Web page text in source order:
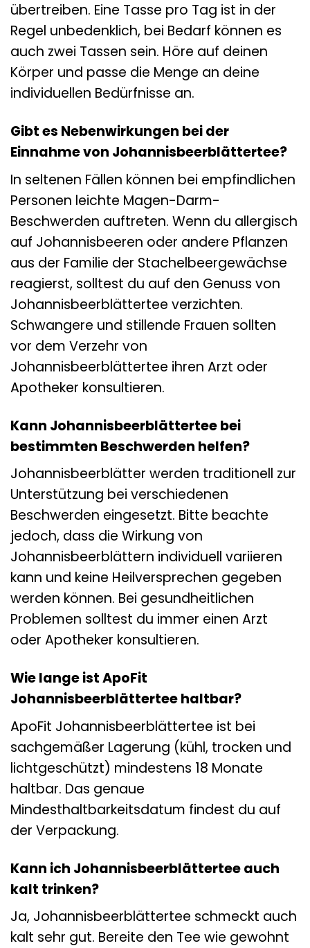
übertreiben. Eine Tasse pro Tag ist in der
Regel unbedenklich, bei Bedarf können es
auch zwei Tassen sein. Höre auf deinen
Körper und passe die Menge an deine
individuellen Bedürfnisse an.
Gibt es Nebenwirkungen bei der
Einnahme von Johannisbeerblättertee?
In seltenen Fällen können bei empfindlichen
Personen leichte Magen-Darm-
Beschwerden auftreten. Wenn du allergisch
auf Johannisbeeren oder andere Pflanzen
aus der Familie der Stachelbeergewächse
reagierst, solltest du auf den Genuss von
Johannisbeerblättertee verzichten.
Schwangere und stillende Frauen sollten
vor dem Verzehr von
Johannisbeerblättertee ihren Arzt oder
Apotheker konsultieren.
Kann Johannisbeerblättertee bei
bestimmten Beschwerden helfen?
Johannisbeerblätter werden traditionell zur
Unterstützung bei verschiedenen
Beschwerden eingesetzt. Bitte beachte
jedoch, dass die Wirkung von
Johannisbeerblättern individuell variieren
kann und keine Heilversprechen gegeben
werden können. Bei gesundheitlichen
Problemen solltest du immer einen Arzt
oder Apotheker konsultieren.
Wie lange ist ApoFit
Johannisbeerblättertee haltbar?
ApoFit Johannisbeerblättertee ist bei
sachgemäßer Lagerung (kühl, trocken und
lichtgeschützt) mindestens 18 Monate
haltbar. Das genaue
Mindesthaltbarkeitsdatum findest du auf
der Verpackung.
Kann ich Johannisbeerblättertee auch
kalt trinken?
Ja, Johannisbeerblättertee schmeckt auch
kalt sehr gut. Bereite den Tee wie gewohnt